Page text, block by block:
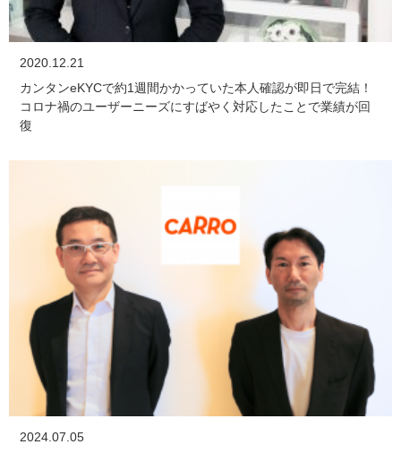
2020.12.21
カンタンeKYCで約1週間かかっていた本人確認が即日で完結！
コロナ禍のユーザーニーズにすばやく対応したことで業績が回
復
2024.07.05